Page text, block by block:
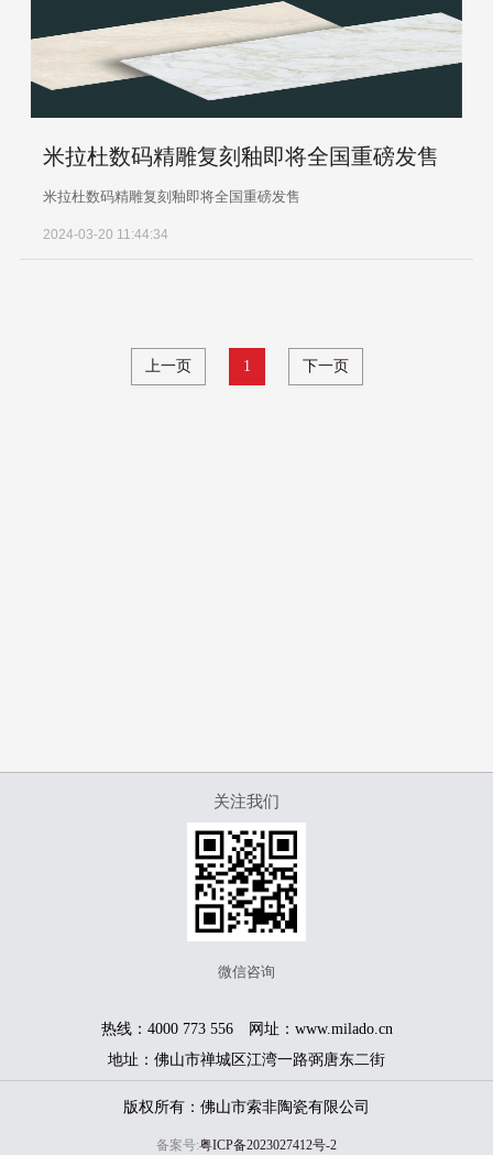
米拉杜数码精雕复刻釉即将全国重磅发售
米拉杜数码精雕复刻釉即将全国重磅发售
2024-03-20 11:44:34
上一页 1 下一页
关注我们
微信咨询
热线：4000 773 556 网址：www.milado.cn
地址：佛山市禅城区江湾一路弼唐东二街
版权所有：佛山市索非陶瓷有限公司
备案号:粤ICP备2023027412号-2